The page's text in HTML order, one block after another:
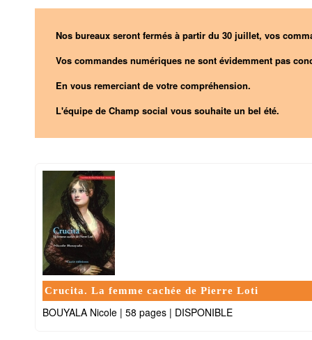
Nos bureaux seront fermés à partir du 30 juillet, vos
Vos commandes numériques ne sont évidemment pas
En vous remerciant de votre compréhension.
L'équipe de Champ social vous souhaite un bel été.
Crucita. La femme cachée de Pierre Loti
BOUYALA Nicole | 58 pages | DISPONIBLE